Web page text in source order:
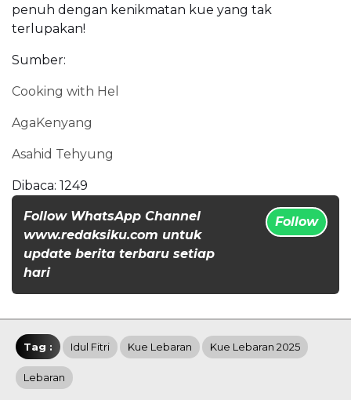
penuh dengan kenikmatan kue yang tak
terlupakan!
Sumber:
Cooking with Hel
AgaKenyang
Asahid Tehyung
Dibaca: 1249
Follow WhatsApp Channel
www.redaksiku.com untuk
update berita terbaru setiap
hari
Follow
Tag : Idul Fitri Kue Lebaran Kue Lebaran 2025
Lebaran